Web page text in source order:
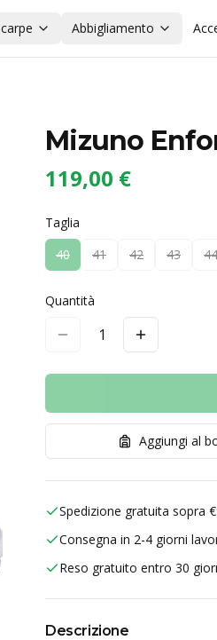
Abbigliamento
Mizuno
119,00 €
Taglia
40
41 42 43 44
Quantità
1
Aggiungi al
Spedizione gratuita sopra
Consegna in 2-4 giorni
Reso gratuito entro 30
Descrizione